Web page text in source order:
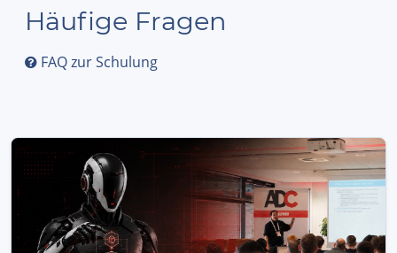
Häufige Fragen
FAQ zur Schulung